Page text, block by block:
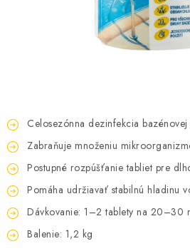
Formulár na reklamáciu tovaru
Celosezónna dezinfekcia
Zabraňuje množeniu
Postupné rozpúšťanie tabliet pre
Pomáha udržiavať stabilnú hladinu
Dávkovanie: 1–2 tablety na 20–30
Balenie: 1,2 kg